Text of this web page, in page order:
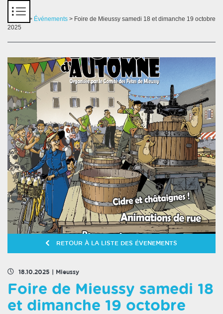
> Événements > Foire de Mieussy samedi 18 et dimanche 19 octobre
2025
RETOUR À LA LISTE DES ÉVENEMENTS
18.10.2025 Mieussy
Foire de Mieussy samedi 18
et dimanche 19 octobre